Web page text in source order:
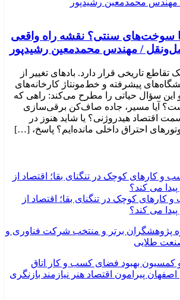
سوخت‌های سنتی؟ نقشه راه واقعی
/ مهندس محمدمعین رشیدپور
تاریخی قرار دارد. بادهای تغییر از
پیشرفته و خط‌مونتاژ کارخانه‌های
سؤال حیاتی را مطرح می‌کند: راهی که
آیا مسیر، جاده صاف‌کن برقی‌سازی
اقتصاد هیدروژنی؟ یا شاید هنوز در
احتراق داخلی مانده‌ایم؟ پاسخ، […]
کارهای کوچک در تنگنای بقا؛ اقتصاد از
می کند؟
پژوهشگران برتر و منتخب شرکت فناوری و
طلایی
کمسیون بهبود فضای کسب و کار اتاق
اصفهان پیرامون اقتصاد هنر نیازمند بازنگری